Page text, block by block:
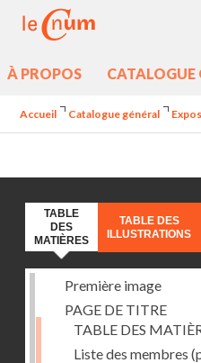
À PROPOS CATALOGUE
Accueil Catalogue général
TABLE
DES
MATIÈRES
TABLE DES
ILLUSTRATIONS
Première image
PAGE DE TITRE
TABLE DES
Liste des membres